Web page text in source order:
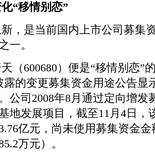
“移情别恋”
，是当前国内上市公司募集
一。
（600680）便是“移情别恋”
露的变更募集资金用途公告显
公司2008年8月通过定向增发
地发展项目，截至11月4日，
亿元，尚未使用募集资金金
万元）。